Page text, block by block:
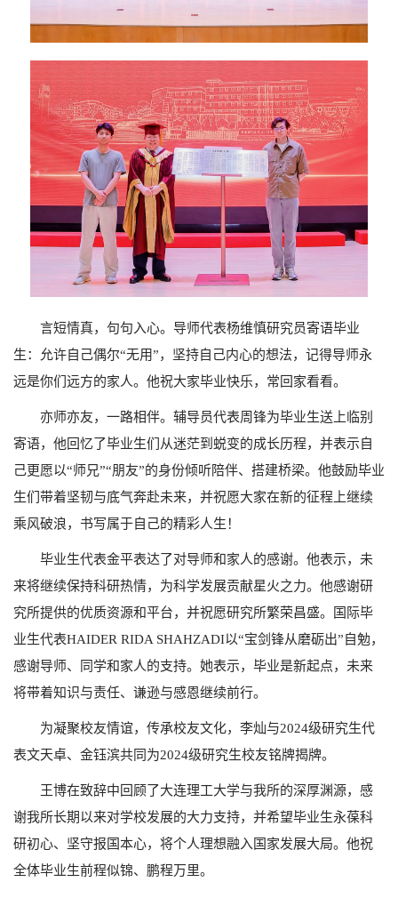
言短情真，句句入心。导师代表杨维慎研究员寄语毕业
生：允许自己偶尔“无用”，坚持自己内心的想法，记得导师永
远是你们远方的家人。他祝大家毕业快乐，常回家看看。
亦师亦友，一路相伴。辅导员代表周锋为毕业生送上临别
寄语，他回忆了毕业生们从迷茫到蜕变的成长历程，并表示自
己更愿以“师兄”“朋友”的身份倾听陪伴、搭建桥梁。他鼓励毕业
生们带着坚韧与底气奔赴未来，并祝愿大家在新的征程上继续
乘风破浪，书写属于自己的精彩人生！
毕业生代表金平表达了对导师和家人的感谢。他表示，未
来将继续保持科研热情，为科学发展贡献星火之力。他感谢研
究所提供的优质资源和平台，并祝愿研究所繁荣昌盛。国际毕
业生代表HAIDER RIDA SHAHZADI以“宝剑锋从磨砺出”自勉，
感谢导师、同学和家人的支持。她表示，毕业是新起点，未来
将带着知识与责任、谦逊与感恩继续前行。
为凝聚校友情谊，传承校友文化，李灿与2024级研究生代
表文天卓、金钰滨共同为2024级研究生校友铭牌揭牌。
王博在致辞中回顾了大连理工大学与我所的深厚渊源，感
谢我所长期以来对学校发展的大力支持，并希望毕业生永葆科
研初心、坚守报国本心，将个人理想融入国家发展大局。他祝
全体毕业生前程似锦、鹏程万里。